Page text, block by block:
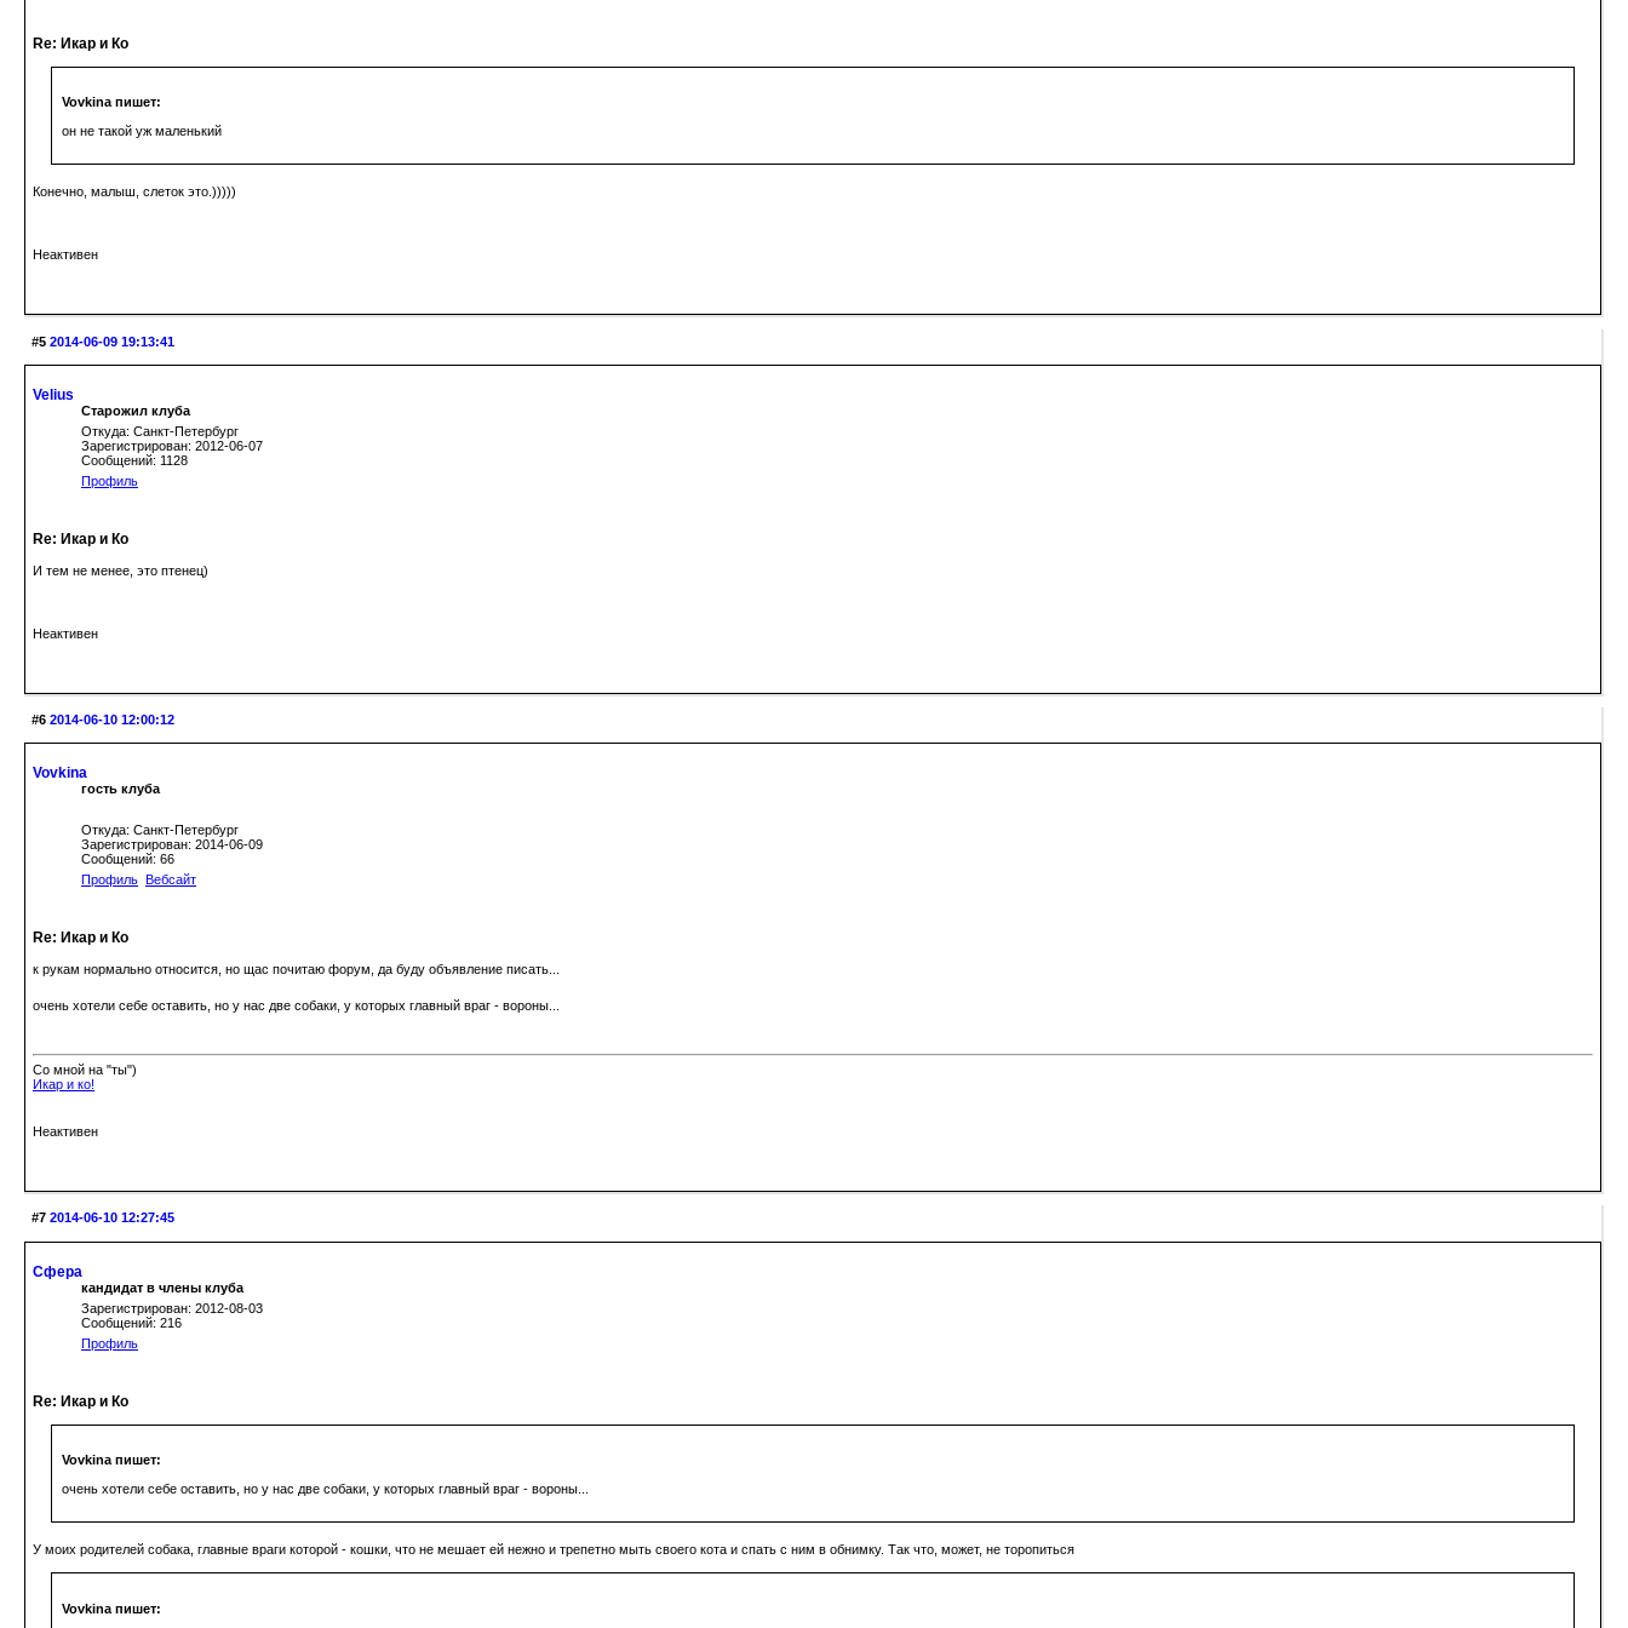
Re: Икар и Ко
Vovkina пишет:
он не такой уж маленький
Конечно, малыш, слеток это.)))))
Неактивен
#5 2014-06-09 19:13:41
Velius
Старожил клуба
Откуда: Санкт-Петербург
Зарегистрирован: 2012-06-07
Сообщений: 1128
Профиль
Re: Икар и Ко
И тем не менее, это птенец)
Неактивен
#6 2014-06-10 12:00:12
Vovkina
гость клуба
Откуда: Санкт-Петербург
Зарегистрирован: 2014-06-09
Сообщений: 66
Профиль Вебсайт
Re: Икар и Ко
к рукам нормально относится, но щас почитаю форум, да буду объявление писать...
очень хотели себе оставить, но у нас две собаки, у которых главный враг - вороны...
Со мной на "ты")
Икар и ко!
Неактивен
#7 2014-06-10 12:27:45
Сфера
кандидат в члены клуба
Зарегистрирован: 2012-08-03
Сообщений: 216
Профиль
Re: Икар и Ко
Vovkina пишет:
очень хотели себе оставить, но у нас две собаки, у которых главный враг - вороны...
У моих родителей собака, главные враги которой - кошки, что не мешает ей нежно и трепетно мыть своего кота и спать с ним в обнимку. Так что, может, не торопиться
Vovkina пишет: